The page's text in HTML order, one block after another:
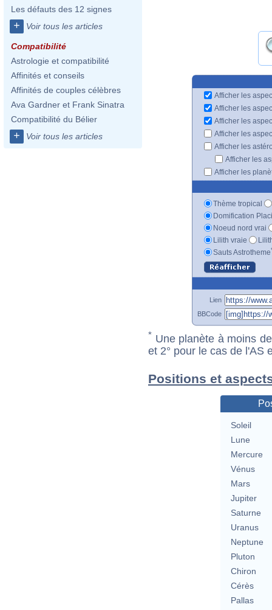
Les défauts des 12 signes
+ Voir tous les articles
Compatibilité
Astrologie et compatibilité
Affinités et conseils
Affinités de couples célèbres
Ava Gardner et Frank Sinatra
Compatibilité du Bélier
+ Voir tous les articles
Afficher les
Afficher les
Afficher les
Afficher les
Afficher les
Afficher les
Afficher les
Thème tropical
Domification
Noeud nord vrai
Lilith vraie
Sauts Astrotheme
Lien
BBCode
* Une planète à moins
et 2° pour le cas de l'AS
Positions et
Soleil
Lune
Mercure
Vénus
Mars
Jupiter
Saturne
Uranus
Neptune
Pluton
Chiron
Cérès
Pallas